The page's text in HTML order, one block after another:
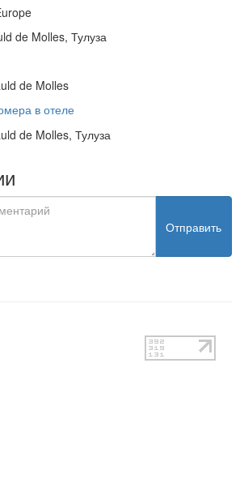
de Molles, Тулуза
в отеле
Отправить